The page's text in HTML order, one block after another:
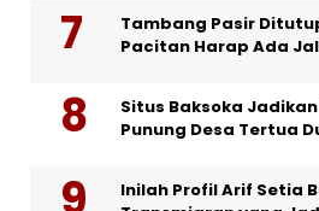
Tambang Pasir
Pacitan Harap Ada
Situs Baksoka
Punung Desa Tertua
Inilah Profil Arif Setia